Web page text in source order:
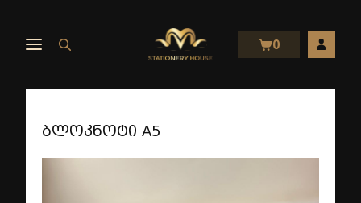
0
ბლოკნოტი A5